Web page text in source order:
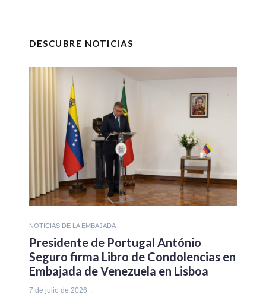
DESCUBRE NOTICIAS
NOTICIAS DE LA EMBAJADA
Presidente de Portugal António
Seguro firma Libro de Condolencias en
Embajada de Venezuela en Lisboa
7 de julio de 2026